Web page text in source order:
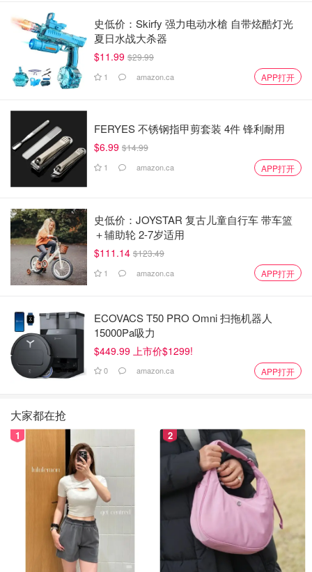
史低价：Skirfy 强力电动水槍 自带炫酷灯光
夏日水战大杀器
$11.99 $29.99
1 amazon.ca APP打开
FERYES 不锈钢指甲剪套装 4件 锋利耐用
$6.99 $14.99
1 amazon.ca APP打开
史低价：JOYSTAR 复古儿童自行车 带车篮
＋辅助轮 2-7岁适用
$111.14 $123.49
1 amazon.ca APP打开
ECOVACS T50 PRO Omni 扫拖机器人
15000Pa吸力
$449.99 上市价$1299!
0 amazon.ca APP打开
大家都在抢
1 2